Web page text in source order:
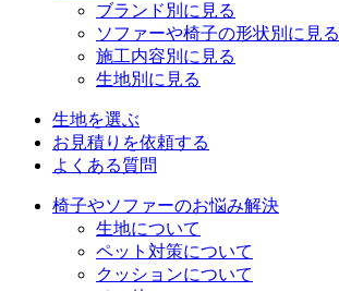
ブランド別に見る
ソファーや椅子の形状別に見る
施工内容別に見る
生地別に見る
生地を選ぶ
お見積りを依頼する
よくある質問
椅子やソファーのお悩み解決
生地について
ペット対策について
クッションについて